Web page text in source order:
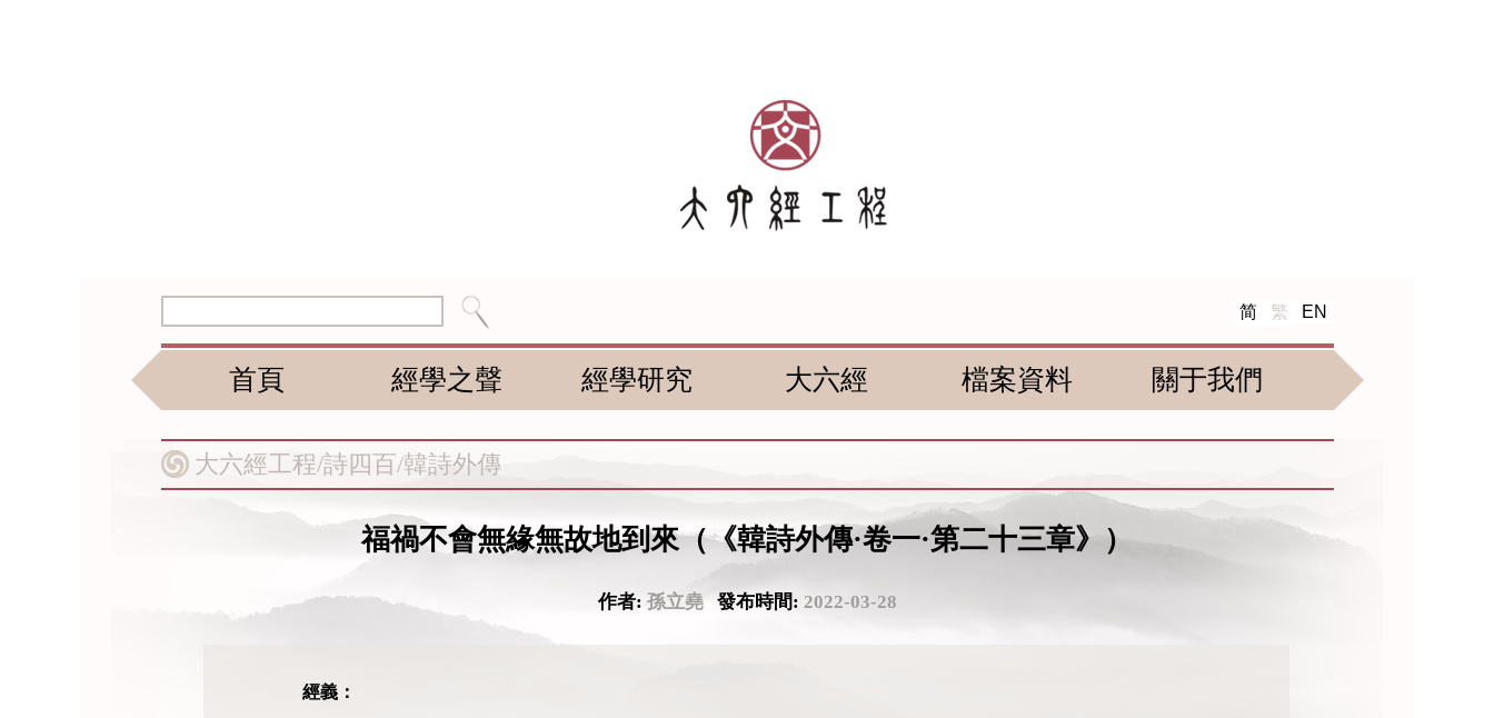
简 繁 EN
首頁 經學之聲 經學研究 大六經 檔案資料 關于我們
大六經工程/詩四百/韓詩外傳
福禍不會無緣無故地到來（《韓詩外傳·卷一·第二十三章》）
作者: 孫立堯發布時間: 2022-03-28
經義：